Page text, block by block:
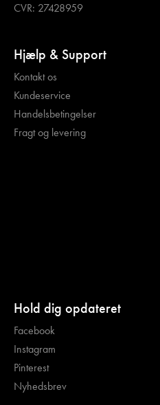
CVR: 27428959
Hjælp & Support
Kontakt os
Kundeservice
Handelsbetingelser
Fragt og levering
Hold dig opdateret
Facebook
Instagram
Pinterest
Nyhedsbrev